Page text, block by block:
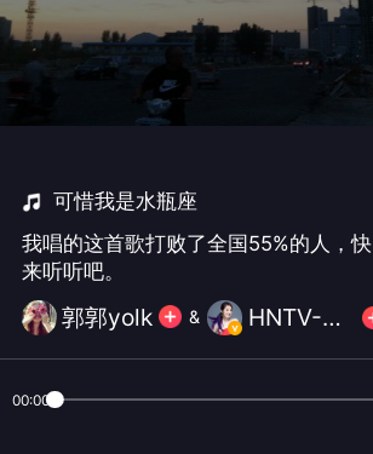
可惜我是水瓶座
我唱的这首歌打败了全国55%的人，快
来听听吧。
郭郭yolk & HNTV-杨千嬅
00:00